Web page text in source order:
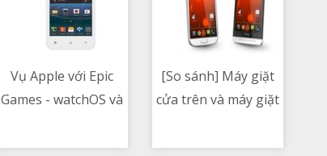
Vụ Apple với Epic
Games - watchOS và
nghèo nàn hơn
[So sánh] Máy giặt
cửa trên và máy giặt
tiêu chí cần cân